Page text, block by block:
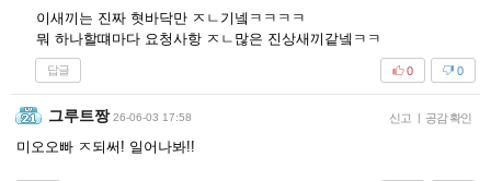
이새끼는 진짜 혓바닥만 ㅈㄴ기넼ㅋㅋㅋㅋ
뭐 하나할떄마다 요청사항 ㅈㄴ많은 진상새끼같넼ㅋㅋ
답글 0
0
그루트짱 26-06-03 17:58 신고 | 공감 확인
미오오빠 ㅈ되써! 일어나봐!!